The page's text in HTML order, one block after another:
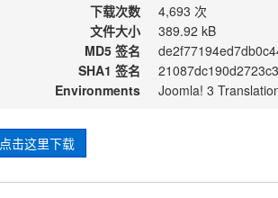
下载次数
4,693 次
文件大小
389.92 kB
MD5 签名
SHA1 签名
Environments
Joomla! 3
点击这里下载